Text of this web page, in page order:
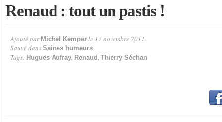
Renaud : tout un pastis !
Ajouté par Michel Kemper le 17 novembre 2011.
Sauvé dans Saines humeurs
Tags: Hugues Aufray, Renaud, Thierry Séchan